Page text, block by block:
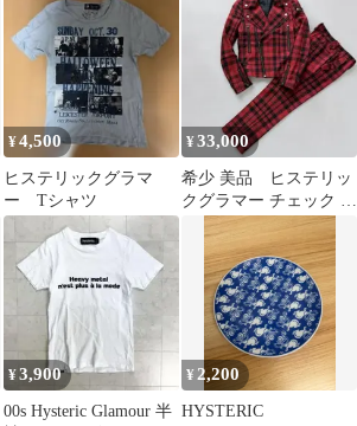
¥4,500
ヒステリックグラマ
ー Tシャツ
¥33,000
希少 美品 ヒステリッ
クグラマー チェック ラ
イダース セットアップ
¥3,900
00s Hysteric Glamour 半
¥ 2,200
HYSTERIC